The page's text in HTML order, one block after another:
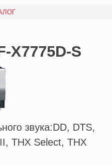
X7775D-S
звука:DD, DTS,
THX Select, THX